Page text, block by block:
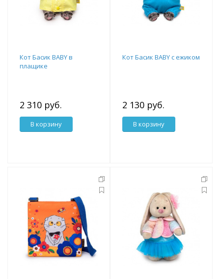
Кот Басик BABY в
плащике
2 310 руб.
В корзину
Кот Басик BABY с ежиком
2 130 руб.
В корзину